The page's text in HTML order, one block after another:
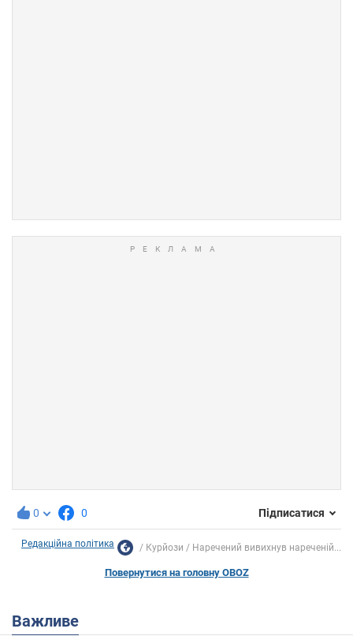
0 0 Підписатися
Редакційна політика Курйози Наречений вивихнув нареченій...
Повернутися на головну OBOZ
Важливе